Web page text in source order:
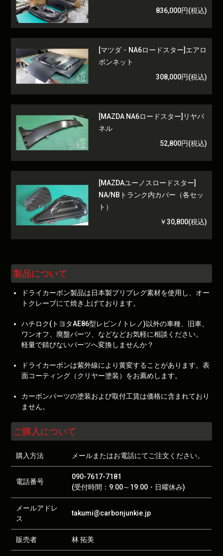
836,000円(税込)
[マツダ・NA6ロードスター]エアロ
ボンネット
308,000円(税込)
[MAZDA NA6ロードスター]リヤパ
ネル
52,800円(税込)
[MAZDAユーノスロードスター]
NA/NBトランク内カバー（各セッ
ト）
￥30,800(税込)
製品について
ドライカーボン製品は日本製プリプレグ素材を使用し、オー
トクレーブにて焼き上げております。
ハチロク(トヨタAE86型レビン / トレノ)以外の車種、旧車、
ワンオフ、廃盤パーツ、などなどお気軽に相談ください。
軽量で錆びないパーツへ変換しませんか？
ドライカーボンは紫外線により黄変することがあります。表
面コーティング（クリヤー塗装）をお薦めします。
カーボンパーツの塗装および取付工賃は価格に含まれており
ません。
ご購入について
購入方法 メールまたはお電話にてご注文ください。
電話番号
090-7617-7181
(受付時間：9:00～19:00・日曜休み)
メールアドレ
ス
takumi@carbonjunkie.jp
販売者 林 拓美